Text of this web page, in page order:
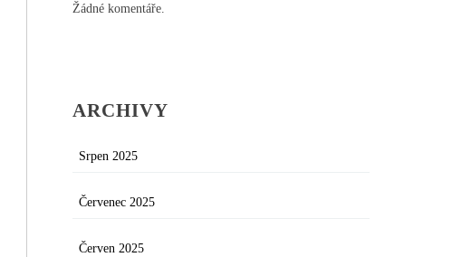
Žádné komentáře.
ARCHIVY
Srpen 2025
Červenec 2025
Červen 2025